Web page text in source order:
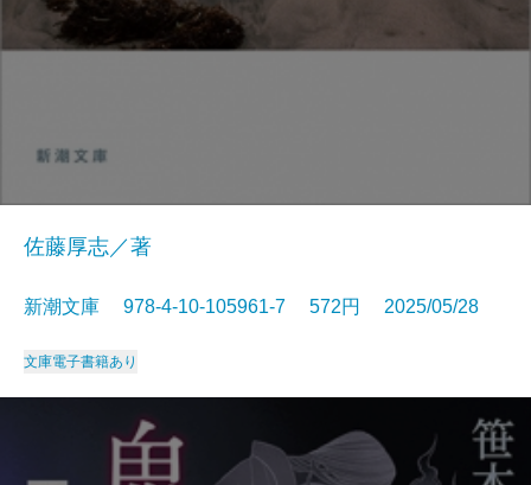
佐藤厚志／著
新潮文庫 978-4-10-105961-7 572円 2025/05/28
文庫電子書籍あり